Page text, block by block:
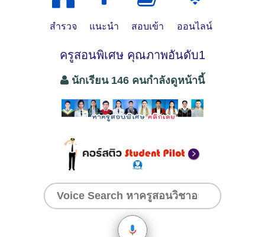
สำรวจ แนะนำ สอบเข้า ออนไลน์
ครูสอนพิเศษ คุณภาพอันดับ1
นักเรียน 146 คนกำลังดูหน้านี้